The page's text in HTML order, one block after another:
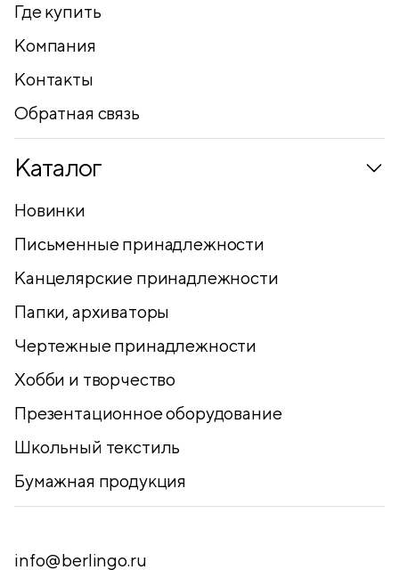
Где купить
Компания
Контакты
Обратная связь
Каталог
Новинки
Письменные принадлежности
Канцелярские принадлежности
Папки, архиваторы
Чертежные принадлежности
Хобби и творчество
Презентационное оборудование
Школьный текстиль
Бумажная продукция
info@berlingo.ru